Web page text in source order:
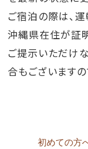
ご宿泊の際は、
沖縄県在住が証
ご提示いただけ
合もございます
初めての方